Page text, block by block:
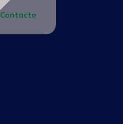
Contacto